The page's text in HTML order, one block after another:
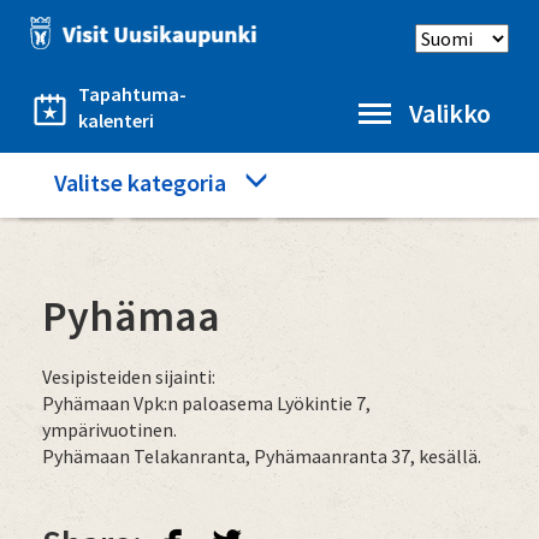
Hyppää
pääsisältöön
Tapahtuma-
kalenteri
Select
Valikko
Category
menu
Valitse kategoria
Etusivu Hyvä tietää
Pyhämaa
Vesipisteiden sijainti:
Pyhämaan Vpk:n paloasema Lyökintie 7,
ympärivuotinen.
Pyhämaan Telakanranta, Pyhämaanranta 37, kesällä.